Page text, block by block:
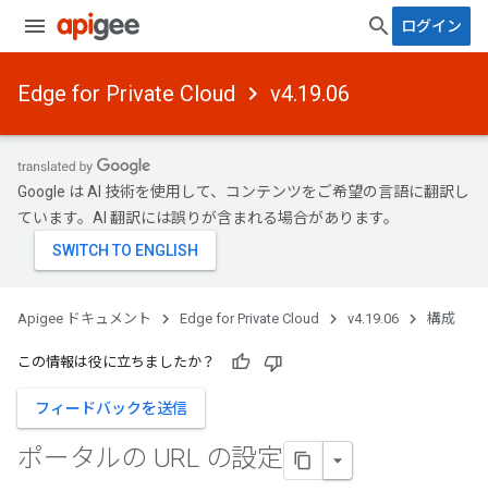
ログイン
Edge for Private Cloud v4.19.06
Google は AI 技術を使用して、コンテンツをご希望の言語に翻訳し
ています。AI 翻訳には誤りが含まれる場合があります。
Apigee ドキュメント Edge for Private Cloud v4.19.06 構成
この情報は役に立ちましたか？
フィードバックを送信
ポータルの URL の設定